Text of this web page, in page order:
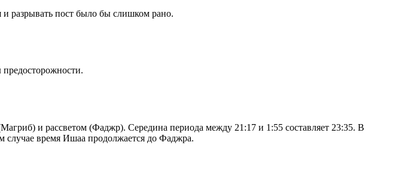
и разрывать пост было бы слишком рано.
и рассветом (Фаджр). Середина периода между 21:17 и 1:55 составляет 23:35. В
случае время Ишаа продолжается до Фаджра.